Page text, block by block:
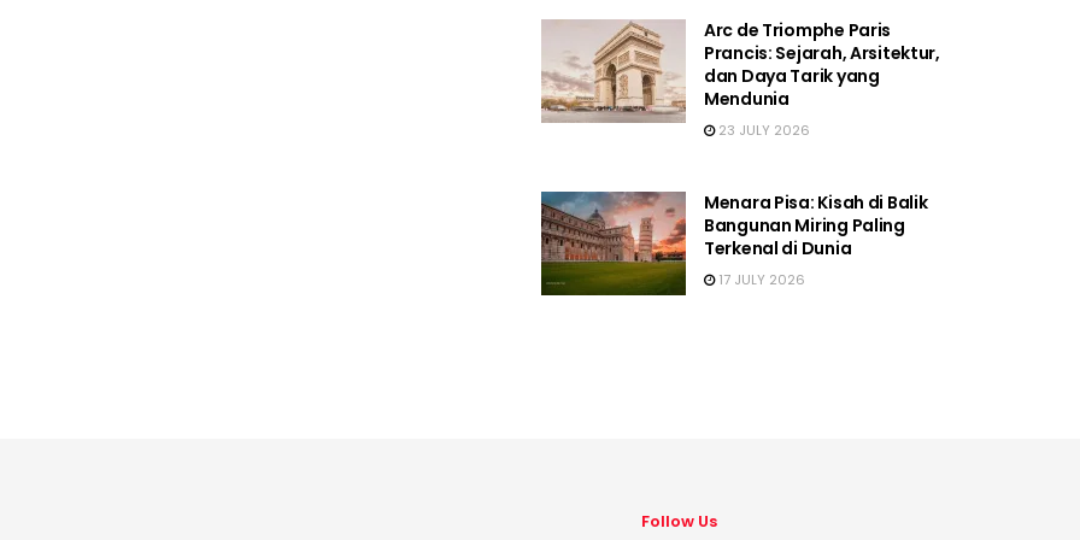
Arc de Triomphe Paris
Prancis: Sejarah, Arsitektur,
dan Daya Tarik yang
Mendunia
23 JULY 2026
Menara Pisa: Kisah di Balik
Bangunan Miring Paling
Terkenal di Dunia
17 JULY 2026
Follow Us